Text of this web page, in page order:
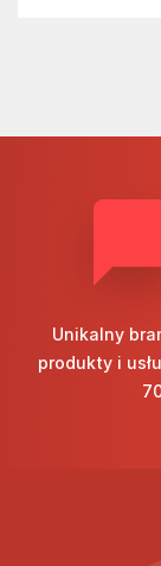
Unikalny
produkty i